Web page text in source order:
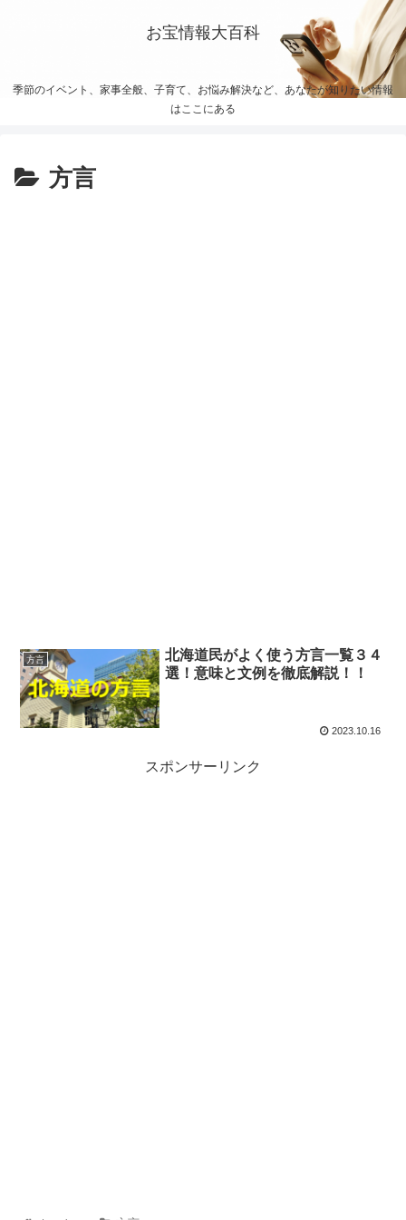
お宝情報大百科
季節のイベント、家事全般、子育て、お悩み解決など、あなたが知りたい情報
はここにある
方言
方言
北海道民がよく使う方言一覧３４
選！意味と文例を徹底解説！！
2023.10.16
スポンサーリンク